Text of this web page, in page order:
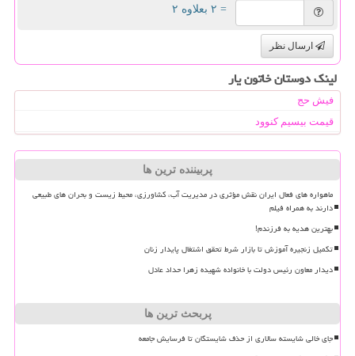
= ۲ بعلاوه ۲
ارسال نظر
لینک دوستان خاتون یار
فیش حج
قیمت بیسیم کنوود
پربیننده ترین ها
ماهواره های فعال ایران نقش مؤثری در مدیریت آب، کشاورزی، محیط زیست و بحران های طبیعی
دارند به همراه فیلم
بهترین هدیه به فرزندم!
تکمیل زنجیره آموزش تا بازار شرط تحقق اشتغال پایدار زنان
دیدار معاون رئیس دولت با خانواده شهیده زهرا حداد عادل
پربحث ترین ها
جای خالی شایسته سالاری از حذف شایستگان تا فرسایش جامعه